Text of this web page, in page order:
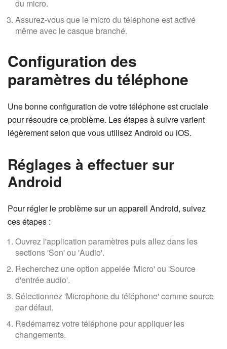
du micro.
Assurez-vous que le micro du téléphone est activé
même avec le casque branché.
Configuration des
paramètres du téléphone
Une bonne configuration de votre téléphone est cruciale
pour résoudre ce problème. Les étapes à suivre varient
légèrement selon que vous utilisez Android ou iOS.
Réglages à effectuer sur
Android
Pour régler le problème sur un appareil Android, suivez
ces étapes :
Ouvrez l'application paramètres puis allez dans les
sections 'Son' ou 'Audio'.
Recherchez une option appelée 'Micro' ou 'Source
d'entrée audio'.
Sélectionnez 'Microphone du téléphone' comme source
par défaut.
Redémarrez votre téléphone pour appliquer les
changements.